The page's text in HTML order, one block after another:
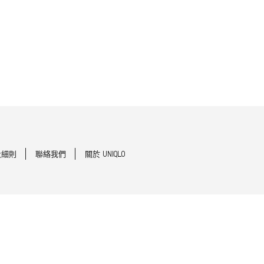
則 聯絡我們 關於 UNIQLO